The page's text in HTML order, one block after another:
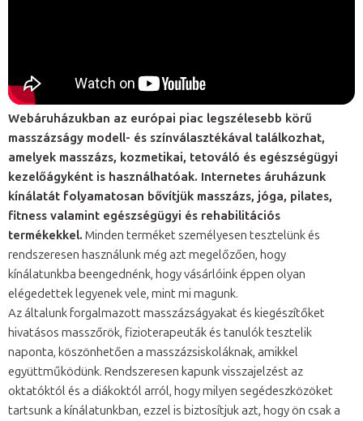
Webáruházukban az európai piac legszélesebb körű
masszázságy modell- és színválasztékával találkozhat,
amelyek masszázs, kozmetikai, tetováló és egészségügyi
kezelőágyként is használhatóak. Internetes áruházunk
kínálatát folyamatosan bővítjük masszázs, jóga, pilates,
fitness valamint egészségügyi és rehabilitációs
termékekkel. Minden terméket személyesen tesztelünk és
rendszeresen használunk még azt megelőzően, hogy
kínálatunkba beengednénk, hogy vásárlóink éppen olyan
elégedettek legyenek vele, mint mi magunk.
Az általunk forgalmazott masszázságyakat és kiegészítőket
hivatásos masszőrök, fizioterapeuták és tanulók tesztelik
naponta, köszönhetően a masszázsiskoláknak, amikkel
együttműködünk. Rendszeresen kapunk visszajelzést az
oktatóktól és a diákoktól arról, hogy milyen segédeszközöket
tartsunk a kínálatunkban, ezzel is biztosítjuk azt, hogy ön csak a